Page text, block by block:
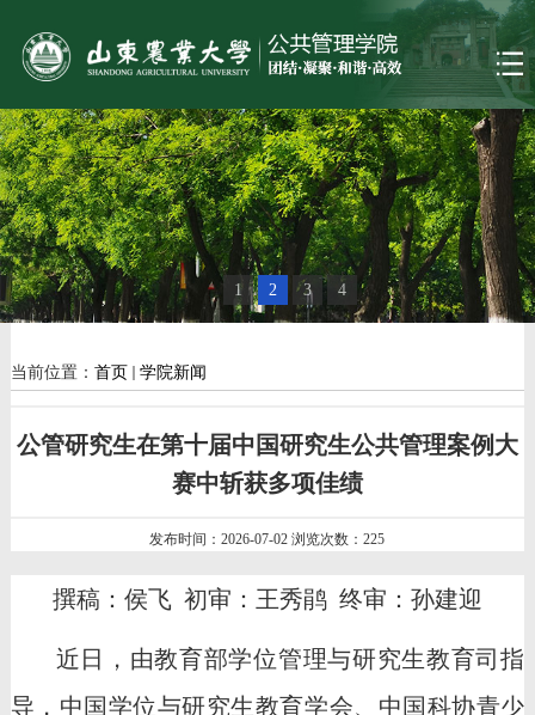
1 2 3 4
当前位置： 首页 学院新闻
公管研究生在第十届中国研究生公共管理案例大
赛中斩获多项佳绩
发布时间：2026-07-02 浏览次数：225
撰稿：侯飞 初审：王秀鹃 终审：孙建迎
近日
，由教育部学位管理与研究生教育司指
导，中国学位与研究生教育学会、中国科协青少